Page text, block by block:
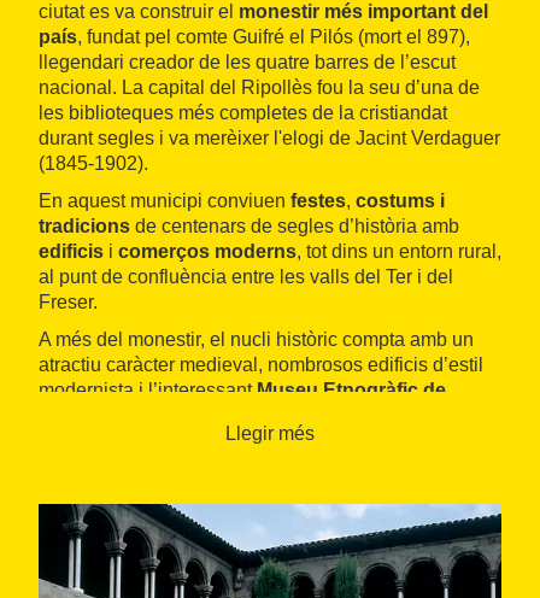
ciutat es va construir el monestir més important del
país, fundat pel comte Guifré el Pilós (mort el 897),
llegendari creador de les quatre barres de l’escut
nacional. La capital del Ripollès fou la seu d’una de
les biblioteques més completes de la cristiandat
durant segles i va merèixer l'elogi de Jacint Verdaguer
(1845-1902).
En aquest municipi conviuen festes, costums i
tradicions de centenars de segles d’història amb
edificis i comerços moderns, tot dins un entorn rural,
al punt de confluència entre les valls del Ter i del
Freser.
A més del monestir, el nucli històric compta amb un
atractiu caràcter medieval, nombrosos edificis d’estil
modernista i l’interessant Museu Etnogràfic de
Llegir més